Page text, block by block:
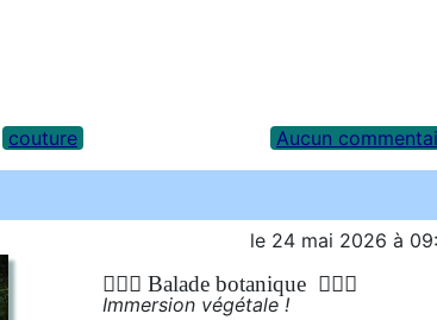
couture Aucun
le 24 mai 2026 à
🚶🏻‍♀️ Balade botanique 🚶🏻‍♂️
Immersion végétale !